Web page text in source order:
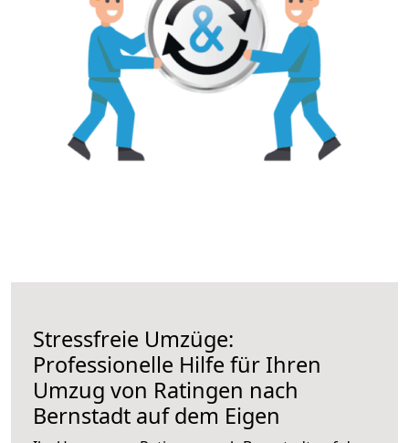
Stressfreie Umzüge:
Professionelle Hilfe für Ihren
Umzug von Ratingen nach
Bernstadt auf dem Eigen